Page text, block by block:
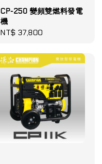
CP-250 變頻雙燃料發電
機
Regular
NT$ 37,800